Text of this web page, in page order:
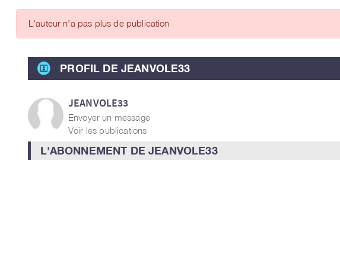
ARTICLES DES MEMBRES
PROFIL DE JEANVOLE33
JEANVOLE33
Envoyer un message
Voir les publications
L'ABONNEMENT DE JEANVOLE33
L'auteur n'a pas plus de publication